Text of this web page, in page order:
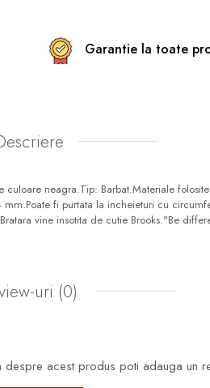
Garantie la toate
culoare neagra.Tip: Barbat.Materiale
fi purtata la incheieturi cu
vine insotita de cutie Brooks."Be
uri (0)
acest produs poti adauga un